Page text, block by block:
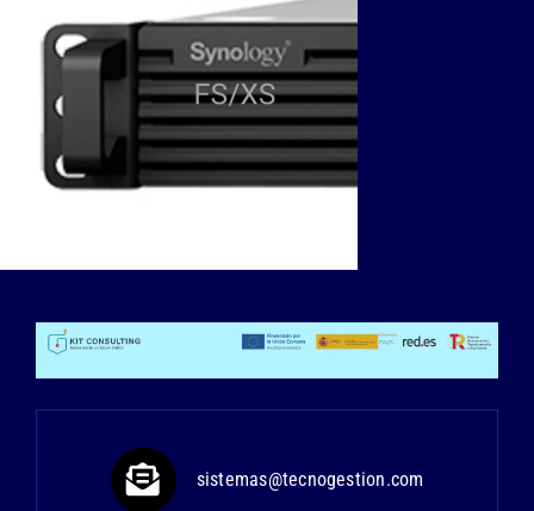
sistemas@tecnogestion.com